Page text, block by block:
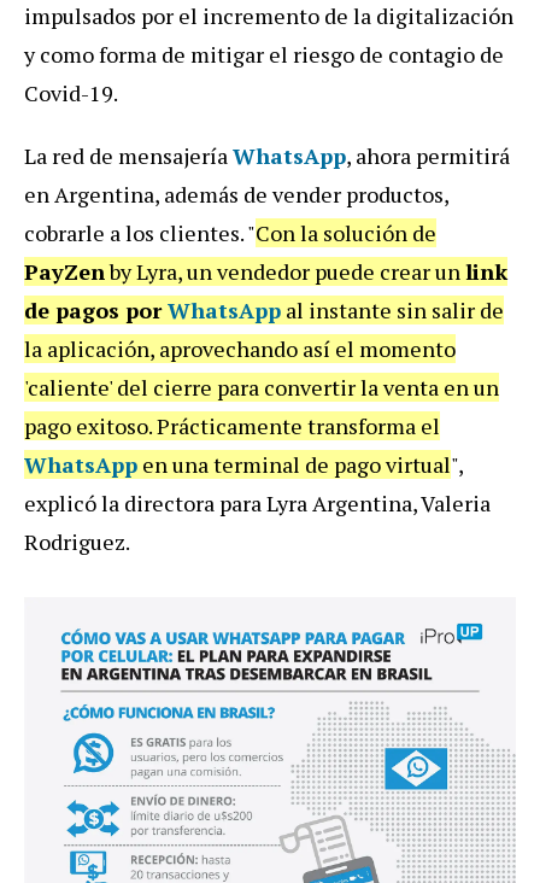
impulsados por el incremento de la digitalización
y como forma de mitigar el riesgo de contagio de
Covid-19.
La red de mensajeríaWhatsApp, ahora permitirá
en Argentina, además de vender productos,
cobrarle a los clientes. "Con la solución de
PayZenby Lyra, un vendedor puede crear unlink
de pagos porWhatsApp al instante sin salir de
la aplicación, aprovechando así el momento
'caliente' del cierre para convertir la venta en un
pago exitoso. Prácticamente transforma el
WhatsApp en una terminal de pago virtual",
explicó la directora para Lyra Argentina, Valeria
Rodriguez.